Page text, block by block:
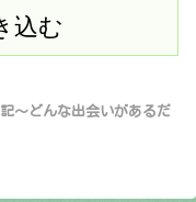
込む
〜どんな出会いがあるだ